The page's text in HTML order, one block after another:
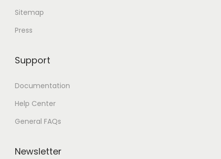
Sitemap
Press
Support
Documentation
Help Center
General FAQs
Newsletter